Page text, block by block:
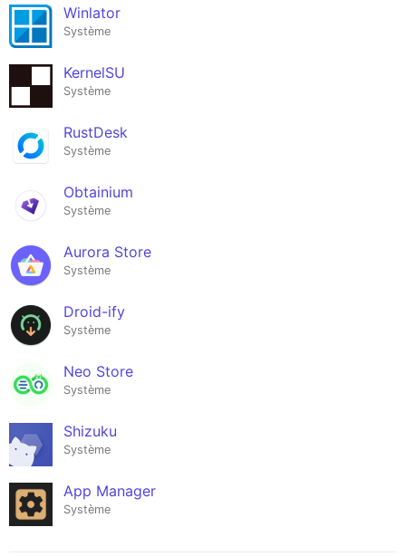
Winlator
Système
KernelSU
Système
RustDesk
Système
Obtainium
Système
Aurora Store
Système
Droid-ify
Système
Neo Store
Système
Shizuku
Système
App Manager
Système